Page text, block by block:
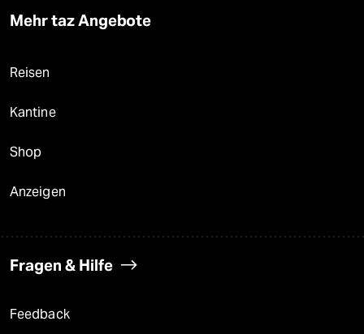
Mehr taz Angebote
Reisen
Kantine
Shop
Anzeigen
Fragen & Hilfe
Feedback